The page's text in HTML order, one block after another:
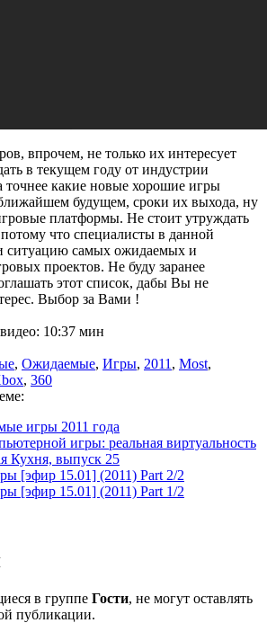
впрочем, не только их интересует
в текущем году от индустрии
какие новые хорошие игры
будущем, сроки их выхода, ну
платформы. Не стоит утруждать
что специалисты в данной
ситуацию самых ожидаемых и
проектов. Не буду заранее
этот список, дабы Вы не
Выбор за Вами !
10:37 мин
, Ожидаемые, Игры, 2011 , Most,
, 360
игры 2011 года
игры: реальная виртуальность
Кухня, выпуск 25
[эфир 15.01] (2011) Part 2/2
[эфир 15.01] (2011) Part 1/2
в группе Гости, не могут оставлять
публикации.